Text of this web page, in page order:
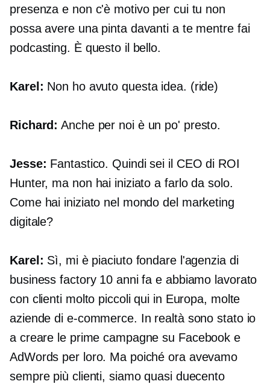
presenza e non c'è motivo per cui tu non
possa avere una pinta davanti a te mentre fai
podcasting. È questo il bello.
Karel: Non ho avuto questa idea. (ride)
Richard: Anche per noi è un po' presto.
Jesse: Fantastico. Quindi sei il CEO di ROI
Hunter, ma non hai iniziato a farlo da solo.
Come hai iniziato nel mondo del marketing
digitale?
Karel: Sì, mi è piaciuto fondare l'agenzia di
business factory 10 anni fa e abbiamo lavorato
con clienti molto piccoli qui in Europa, molte
aziende di e-commerce. In realtà sono stato io
a creare le prime campagne su Facebook e
AdWords per loro. Ma poiché ora avevamo
sempre più clienti, siamo quasi duecento